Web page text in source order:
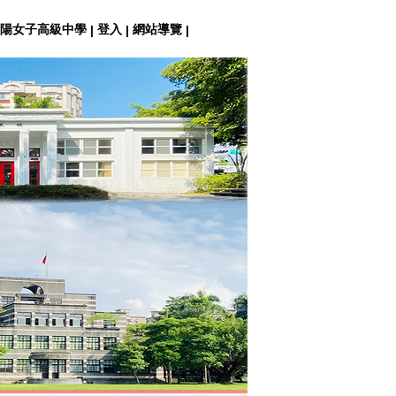
女子高級中學 | 登入 | 網站導覽 |